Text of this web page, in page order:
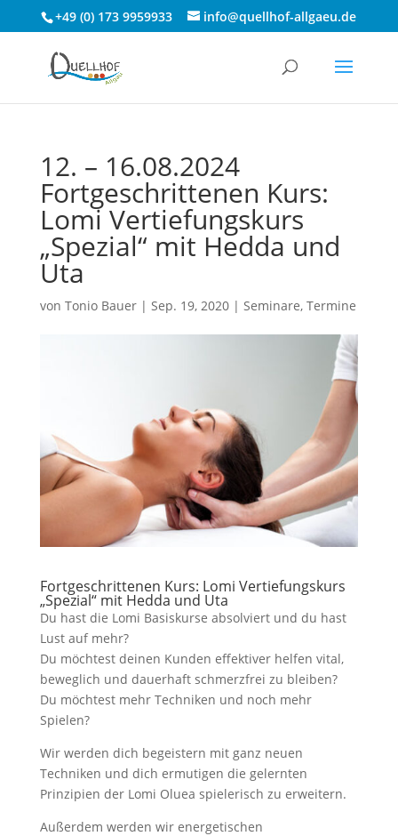
+49 (0) 173 9959933 info@quellhof-allgaeu.de
12. – 16.08.2024
Fortgeschrittenen Kurs:
Lomi Vertiefungskurs
„Spezial“ mit Hedda und
Uta
von Tonio Bauer| Sep. 19, 2020| Seminare, Termine
Fortgeschrittenen Kurs: Lomi Vertiefungskurs
„Spezial“ mit Hedda und Uta
Du hast die Lomi Basiskurse absolviert und du hast
Lust auf mehr?
Du möchtest deinen Kunden effektiver helfen vital,
beweglich und dauerhaft schmerzfrei zu bleiben?
Du möchtest mehr Techniken und noch mehr
Spielen?
Wir werden dich begeistern mit ganz neuen
Techniken und dich ermutigen die gelernten
Prinzipien der Lomi Oluea spielerisch zu erweitern.
Außerdem werden wir energetischen